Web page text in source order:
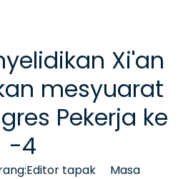
Xi'an
mesyuarat
Pekerja ke
-4
tapak Masa